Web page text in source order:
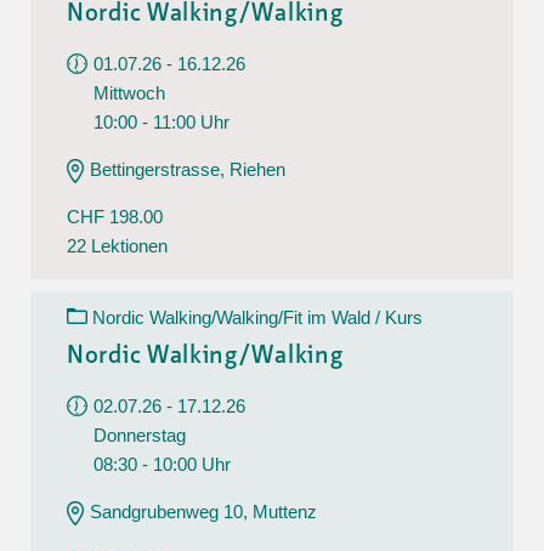
Nordic Walking/Walking
01.07.26 - 16.12.26
Mittwoch
10:00 - 11:00 Uhr
Bettingerstrasse, Riehen
CHF 198.00
22 Lektionen
Nordic Walking/Walking/Fit im Wald / Kurs
Nordic Walking/Walking
02.07.26 - 17.12.26
Donnerstag
08:30 - 10:00 Uhr
Sandgrubenweg 10, Muttenz